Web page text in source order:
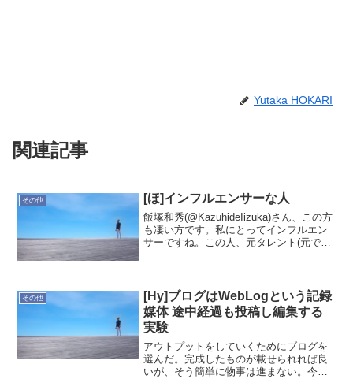
Yutaka HOKARI
関連記事
その他 [ほ]インフルエンサーな人
飯塚和秀(@KazuhideIizuka)さん、この方
も凄い方です。私にとってインフルエン
サーですね。この人、元タレント(元です
と...
その他
[Hy]ブログはWebLogという記録
媒体 途中経過も投稿し編集する
実験
アウトプットをしていくためにブログを
選んだ。完成したものが載せられれば良
いが、そう簡単に物事は進まない。今